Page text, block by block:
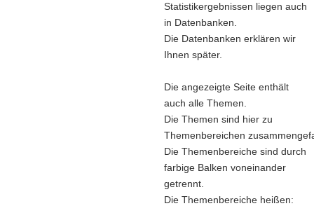
Statistikergebnissen liegen auch
in Datenbanken.
Die Datenbanken erklären wir
Ihnen später.
Die angezeigte Seite enthält
auch alle Themen.
Die Themen sind hier zu
Themenbereichen
Die Themenbereiche sind durch
farbige Balken voneinander
getrennt.
Die Themenbereiche heißen: